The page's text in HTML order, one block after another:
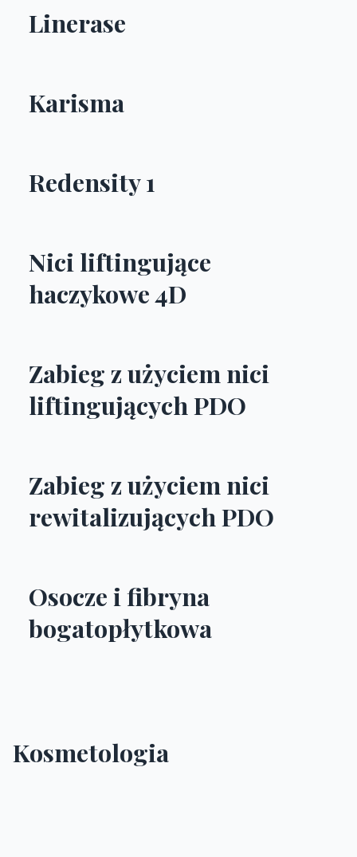
Linerase
Karisma
Redensity 1
Nici liftingujące
haczykowe 4D
Zabieg z użyciem nici
liftingujących PDO
Zabieg z użyciem nici
rewitalizujących PDO
Osocze i fibryna
bogatopłytkowa
Kosmetologia